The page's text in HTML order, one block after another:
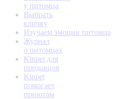
у питомца
Выбрать
кличку
Изучаем эмоции питомца
Журнал
о питомцах
Kinpet для
продавцов
Kinpet
помогает
приютам